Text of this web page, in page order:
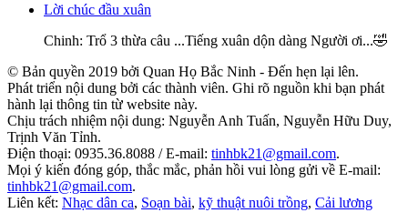
Lời chúc đầu xuân
Chinh: Trổ 3 thừa câu ...Tiếng xuân dộn dàng Người ơi...🤣
© Bản quyền 2019 bởi Quan Họ Bắc Ninh - Đến hẹn lại lên.
Phát triển nội dung bởi các thành viên. Ghi rõ nguồn khi bạn phát
hành lại thông tin từ website này.
Chịu trách nhiệm nội dung: Nguyễn Anh Tuấn, Nguyễn Hữu Duy,
Trịnh Văn Tỉnh.
Điện thoại: 0935.36.8088 / E-mail: tinhbk21@gmail.com.
Mọi ý kiến đóng góp, thắc mắc, phản hồi vui lòng gửi về E-mail:
tinhbk21@gmail.com.
Liên kết: Nhạc dân ca, Soạn bài, kỹ thuật nuôi trồng, Cải lương